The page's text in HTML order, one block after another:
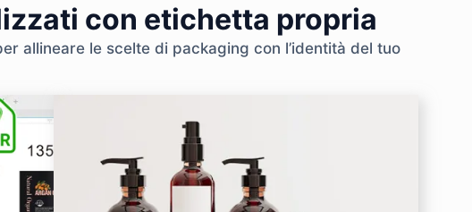
con etichetta propria
allineare le scelte di packaging con l’identità del tuo